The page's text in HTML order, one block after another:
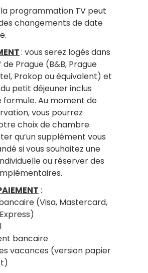
programmation TV peut
changements de date
: vous serez logés dans
Prague (B&B, Prague
Prokop ou équivalent) et
petit déjeuner inclus
formule. Au moment de
vous pourrez
choix de chambre.
qu’un supplément vous
si vous souhaitez une
ou réserver des
:
(Visa, Mastercard,
bancaire
vacances (version papier